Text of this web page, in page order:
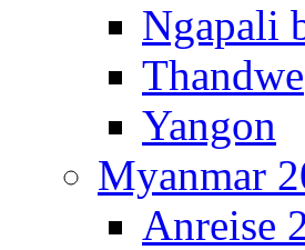
Ngapali
Thandwe
Yangon
Myanmar
Anreise